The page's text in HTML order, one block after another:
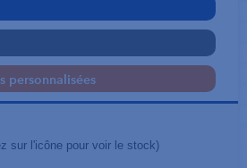
personnalisées
sur l'icône pour voir le stock)